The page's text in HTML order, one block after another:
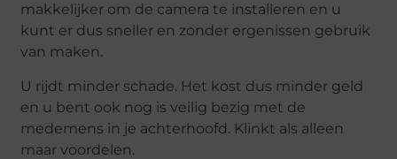
makkelijker om de camera te installeren en u
kunt er dus sneller en zonder ergenissen gebruik
van maken.
U rijdt minder schade. Het kost dus minder geld
en u bent ook nog is veilig bezig met de
medemens in je achterhoofd. Klinkt als alleen
maar voordelen.